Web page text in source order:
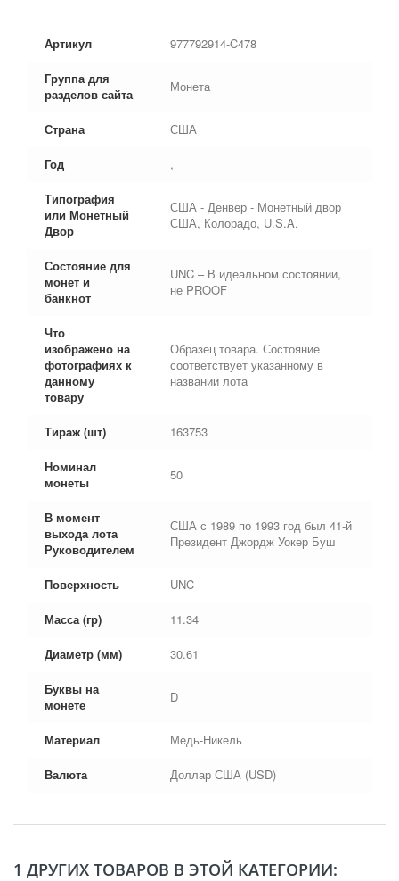
Артикул 977792914-C478
Группа для
разделов сайта
Монета
Страна США
Год ,
Типография
или Монетный
Двор
США - Денвер - Монетный двор
США, Колорадо, U.S.A.
Состояние для
монет и
банкнот
UNC – В идеальном состоянии,
не PROOF
Что
изображено на
фотографиях к
данному
товару
Образец товара. Состояние
соответствует указанному в
названии лота
Тираж (шт) 163753
Номинал
монеты
50
В момент
выхода лота
Руководителем
США с 1989 по 1993 год был 41-й
Президент Джордж Уокер Буш
Поверхность UNC
Масса (гр) 11.34
Диаметр (мм) 30.61
Буквы на
монете
D
Материал Медь-Никель
Валюта Доллар США (USD)
1 ДРУГИХ ТОВАРОВ В ЭТОЙ КАТЕГОРИИ: